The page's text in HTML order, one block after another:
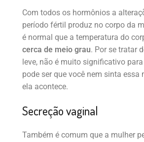
Com todos os hormônios a
período fértil produz no corpo da
é normal que a temperatura do
cerca de meio grau. Por se tratar
leve, não é muito significativo
pode ser que você nem sinta essa
ela acontece.
Secreção vaginal
Também é comum que a mulher